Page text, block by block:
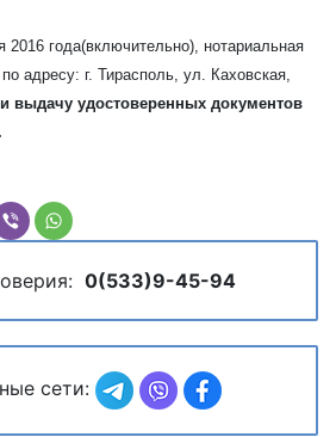
года(включительно), нотариальная
адресу: г. Тирасполь, ул. Каховская,
выдачу удостоверенных документов
0(533)9-45-94
сети: